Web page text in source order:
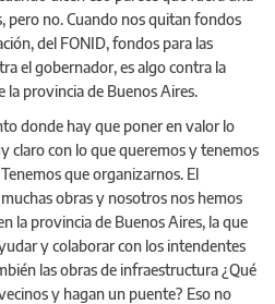
pero no. Cuando nos quitan fondos
del FONID, fondos para las
el gobernador, es algo contra la
la provincia de Buenos Aires.
donde hay que poner en valor lo
claro con lo que queremos y tenemos
que organizarnos. El
obras y nosotros nos hemos
la provincia de Buenos Aires, la que
y colaborar con los intendentes
las obras de infraestructura ¿Qué
y hagan un puente? Eso no